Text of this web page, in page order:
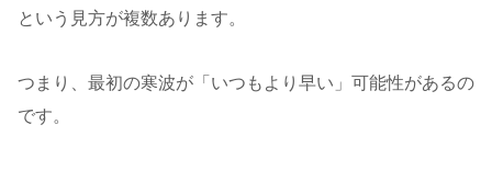
という見方が複数あります。
つまり、最初の寒波が「いつもより早い」可能性があるの
です。